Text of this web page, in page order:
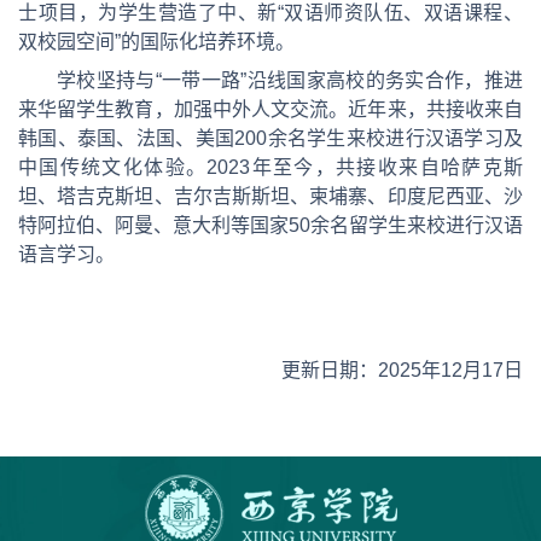
士项目，为学生营造了中、新“双语师资队伍、双语课程、
双校园空间”的国际化培养环境。
学校坚持与“一带一路”沿线国家高校的务实合作，推进
来华留学生教育，加强中外人文交流。近年来，共接收来自
韩国、泰国、法国、美国200余名学生来校进行汉语学习及
中国传统文化体验。2023年至今，共接收来自哈萨克斯
坦、塔吉克斯坦、吉尔吉斯斯坦、柬埔寨、印度尼西亚、沙
特阿拉伯、阿曼、意大利等国家50余名留学生来校进行汉语
语言学习。
更新日期：2025年12月17日